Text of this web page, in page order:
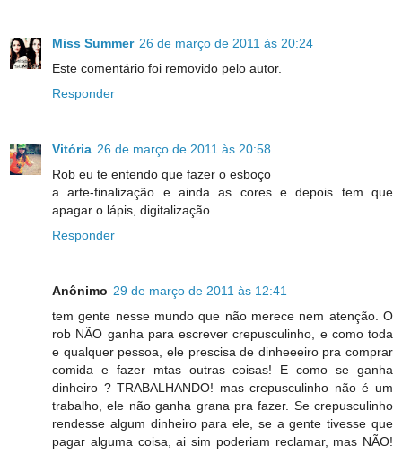
Miss Summer 26 de março de 2011 às 20:24
Este comentário foi removido pelo autor.
Responder
Vitória 26 de março de 2011 às 20:58
Rob eu te entendo que fazer o esboço
a arte-finalização e ainda as cores e depois tem que
apagar o lápis, digitalização...
Responder
Anônimo 29 de março de 2011 às 12:41
tem gente nesse mundo que não merece nem atenção. O
rob NÃO ganha para escrever crepusculinho, e como toda
e qualquer pessoa, ele prescisa de dinheeeiro pra comprar
comida e fazer mtas outras coisas! E como se ganha
dinheiro ? TRABALHANDO! mas crepusculinho não é um
trabalho, ele não ganha grana pra fazer. Se crepusculinho
rendesse algum dinheiro para ele, se a gente tivesse que
pagar alguma coisa, ai sim poderiam reclamar, mas NÃO!